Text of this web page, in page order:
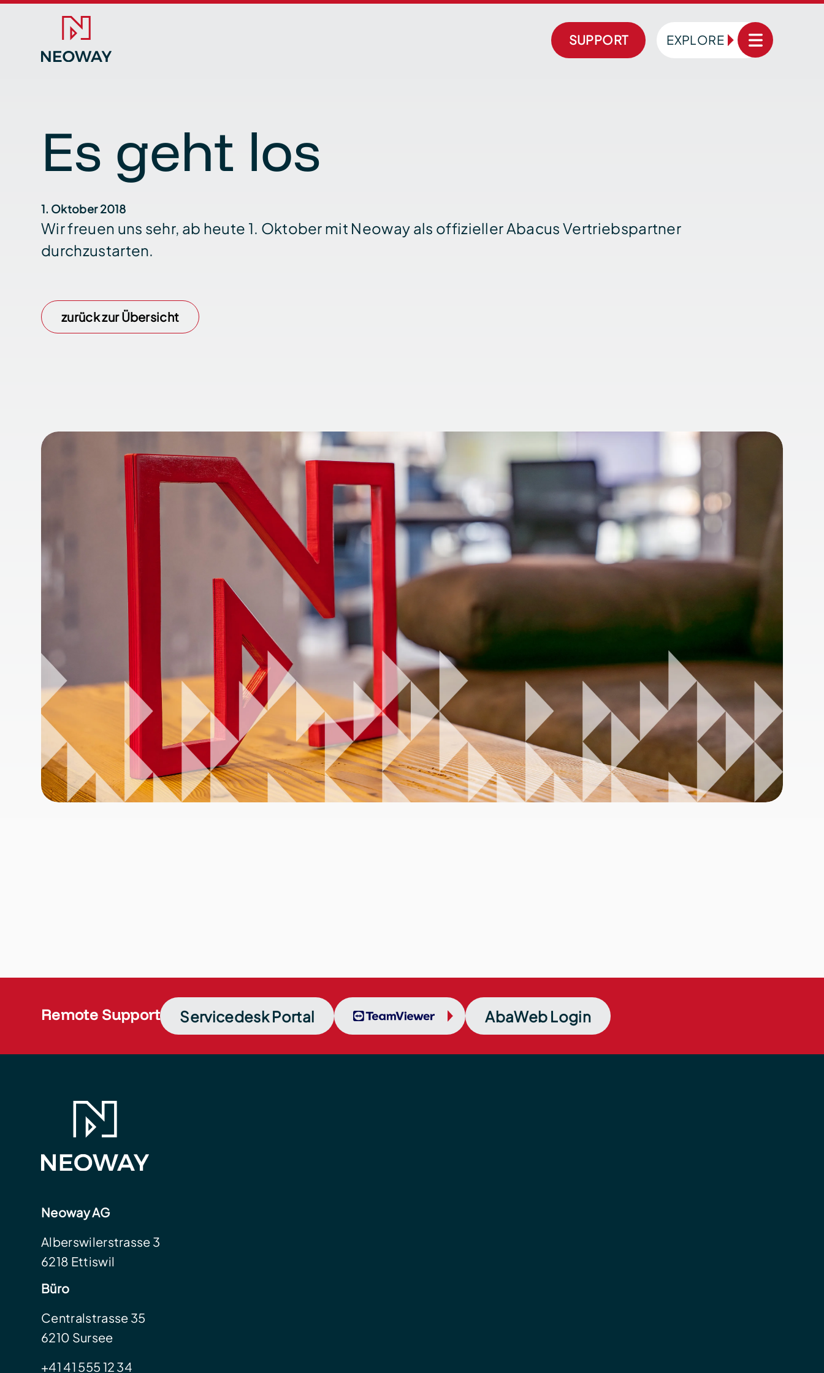
SUPPORT EXPLORE
Es geht los
1. Oktober 2018
Wir freuen uns sehr, ab heute 1. Oktober mit Neoway als offizieller Abacus Vertriebspartner
durchzustarten.
zurück zur Übersicht
Remote Support Servicedesk Portal TeamViewer AbaWeb Login
Neoway AG
Alberswilerstrasse 3
6218 Ettiswil
Büro
Centralstrasse 35
6210 Sursee
+41 41 555 12 34